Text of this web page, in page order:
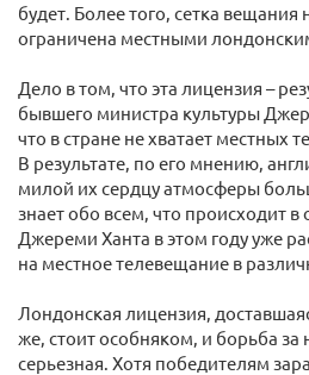
будет. Более того, сетка вещания
ограничена местными
Дело в том, что эта лицензия –
бывшего министра культуры
что в стране не хватает местных
В результате, по его мнению,
милой их сердцу атмосферы
знает обо всем, что происходит в
Джереми Ханта в этом году уже
на местное телевещание в
Лондонская лицензия,
же, стоит особняком, и борьба
серьезная. Хотя победителям